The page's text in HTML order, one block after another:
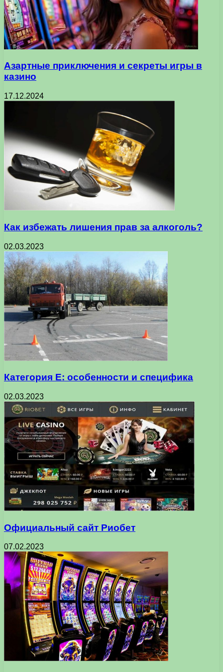
Азартные приключения и секреты игры в
казино
17.12.2024
Как избежать лишения прав за алкоголь?
02.03.2023
Категория Е: особенности и специфика
02.03.2023
Официальный сайт Риобет
07.02.2023